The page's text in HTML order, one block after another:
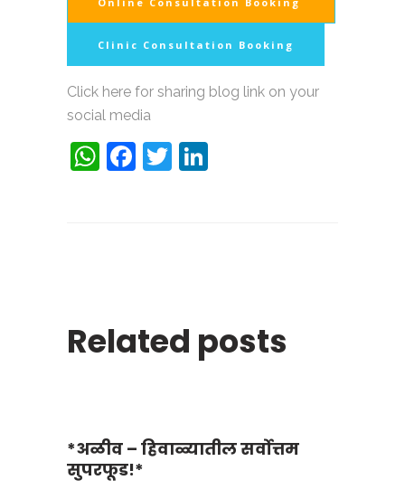
Clinic Consultation Booking
Click here for sharing blog link on your
social media
WhatsApp
Facebook
Twitter
Related posts
*अळीव – हिवाळ्यातील सर्वोत्तम
सुपरफूड!*